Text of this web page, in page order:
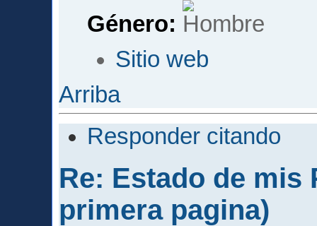
Género:
Sitio web
Arriba
Responder citando
Re: Estado de mis
primera pagina)